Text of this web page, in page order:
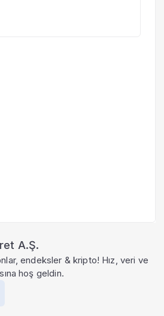
A.Ş.
endeksler & kripto! Hız, veri ve
hoş geldin.